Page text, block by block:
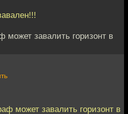
может завалить горизонт в
может завалить горизонт в